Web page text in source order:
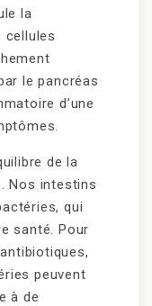
la
cellules
le pancréas
d’une
de la
Nos intestins
qui
santé. Pour
peuvent
à de